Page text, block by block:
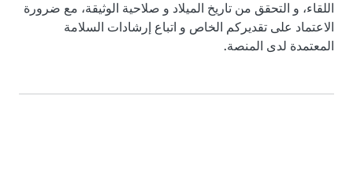
اللقاء، و التحقق من تاريخ الميلاد و صلاحية الوثيقة، مع ضرورة
الاعتماد على تقديركم الخاص و اتباع إرشادات السلامة
المعتمدة لدى المنصة.